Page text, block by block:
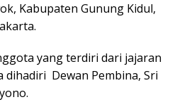
Kabupaten Gunung Kidul,
yang terdiri dari jajaran
Dewan Pembina, Sri